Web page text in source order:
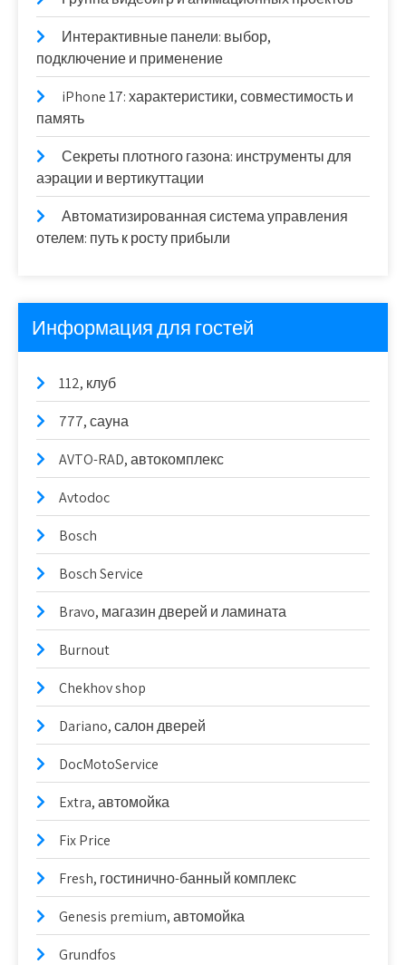
Интерактивные панели: выбор,
подключение и применение
iPhone 17: характеристики, совместимость и
память
Секреты плотного газона: инструменты для
аэрации и вертикуттации
Автоматизированная система управления
отелем: путь к росту прибыли
Информация для гостей
112, клуб
777, сауна
AVTO-RAD, автокомплекс
Avtodoc
Bosch
Bosch Service
Bravo, магазин дверей и ламината
Burnout
Chekhov shop
Dariano, салон дверей
DocMotoService
Extra, автомойка
Fix Price
Fresh, гостинично-банный комплекс
Genesis premium, автомойка
Grundfos